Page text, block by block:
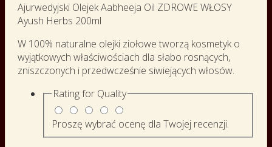
Ajurwedyjski Olejek Aabheeja Oil ZDROWE WŁOSY
Ayush Herbs 200ml
W 100% naturalne olejki ziołowe tworzą kosmetyk o
wyjątkowych właściwościach dla słabo rosnących,
zniszczonych i przedwcześnie siwiejących włosów.
Rating for Quality
Proszę wybrać ocenę dla Twojej recenzji.